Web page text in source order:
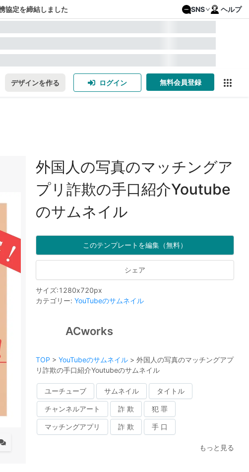
協定を締結しました SNS ヘルプ
デザインを作る ログイン 無料会員登録
外国人の写真のマッチングア
プリ詐欺の手口紹介Youtube
のサムネイル
このテンプレートを編集（無料）
シェア
サイズ:1280x720px
カテゴリー: YouTubeのサムネイル
ACworks
TOP > YouTubeのサムネイル > 外国人の写真のマッチングアプ
リ詐欺の手口紹介Youtubeのサムネイル
ユーチューブ サムネイル タイトル
チャンネルアート 詐 欺 犯 罪
マッチングアプリ 詐 欺 手 口
もっと見る